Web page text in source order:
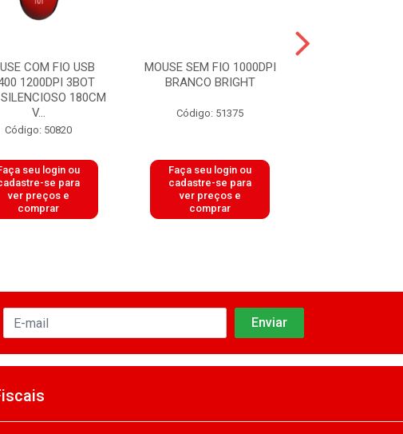
COM FIO USB
1200DPI 3BOT
180CM
V...
Código: 50820
seu login ou
se para
ver preços e
comprar
MOUSE SEM FIO 1000DPI
BRANCO BRIGHT
Código: 51375
Faça seu login ou
cadastre-se para
ver preços e
comprar